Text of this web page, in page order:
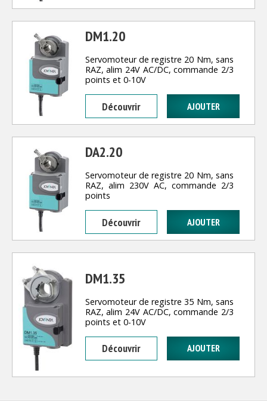
DM1.20
Servomoteur de registre 20 Nm, sans
RAZ, alim 24V AC/DC, commande 2/3
points et 0-10V
Découvrir
DA2.20
Servomoteur de registre 20 Nm, sans
RAZ, alim 230V AC, commande 2/3
points
Découvrir
DM1.35
Servomoteur de registre 35 Nm, sans
RAZ, alim 24V AC/DC, commande 2/3
points et 0-10V
Découvrir